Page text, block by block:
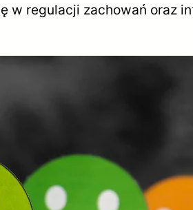
regulacji zachowań oraz